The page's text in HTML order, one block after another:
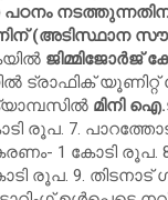
(അടിസ്ഥാന
ജിമ്മിജോർജ്
ട്രാഫിക്
മിനി
രൂപ. 7.
1 കോടി രൂപ.
രൂപ. 9. തിടനാട്